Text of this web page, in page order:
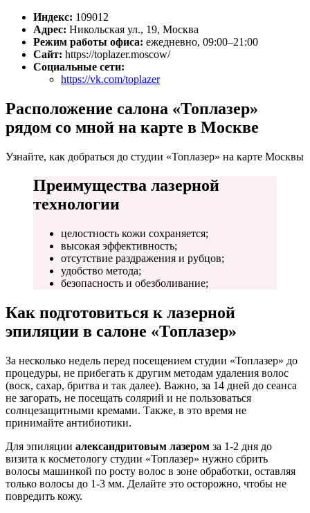
Индекс: 109012
Адрес: Никольская ул., 19, Москва
Режим работы офиса: ежедневно, 09:00–21:00
Сайт: https://toplazer.moscow/
Социальные сети:
https://vk.com/toplazer
Расположение салона «Топлазер»
рядом со мной на карте в Москве
Узнайте, как добраться до студии «Топлазер» на карте Москвы
Преимущества лазерной
технологии
целостность кожи сохраняется;
высокая эффективность;
отсутствие раздражения и рубцов;
удобство метода;
безопасность и обезболивание;
Как подготовиться к лазерной
эпиляции в салоне «Топлазер»
За несколько недель перед посещением студии «Топлазер» до
процедуры, не прибегать к другим методам удаления волос
(воск, сахар, бритва и так далее). Важно, за 14 дней до сеанса
не загорать, не посещать солярий и не пользоваться
солнцезащитными кремами. Также, в это время не
принимайте антибиотики.
Для эпиляции александритовым лазером за 1-2 дня до
визита к косметологу студии «Топлазер» нужно сбрить
волосы машинкой по росту волос в зоне обработки, оставляя
только волосы до 1-3 мм. Делайте это осторожно, чтобы не
повредить кожу.